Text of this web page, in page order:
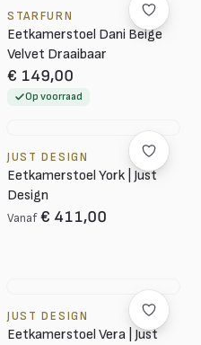
STARFURN
Eetkamerstoel Dani Beige
Velvet Draaibaar
€ 149,00
Op voorraad
JUST DESIGN
Eetkamerstoel York | Just
Design
Vanaf € 411,00
JUST DESIGN
Eetkamerstoel Vera | Just